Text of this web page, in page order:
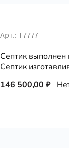
Арт.: Т7777
Септик выполнен
Септик
146 500,00 ₽